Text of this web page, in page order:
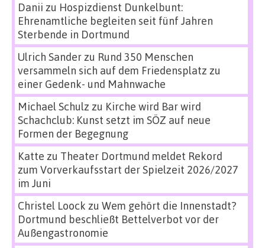
Danii zu Hospizdienst Dunkelbunt:
Ehrenamtliche begleiten seit fünf Jahren
Sterbende in Dortmund
Ulrich Sanderzu Rund 350 Menschen
versammeln sich auf dem Friedensplatz zu
einer Gedenk- und Mahnwache
Michael Schulz zu Kirche wird Bar wird
Schachclub: Kunst setzt im SÖZ auf neue
Formen der Begegnung
Katte zu Theater Dortmund meldet Rekord
zum Vorverkaufsstart der Spielzeit 2026/2027
im Juni
Christel Loock zu Wem gehört die Innenstadt?
Dortmund beschließt Bettelverbot vor der
Außengastronomie